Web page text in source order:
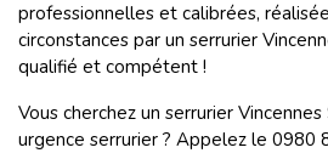
professionnelles et calibrées,
circonstances par un serrurier
qualifié et compétent !
Vous cherchez un serrurier
urgence serrurier ? Appelez le 0980